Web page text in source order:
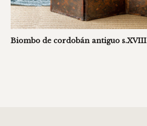
Biombo de cordobán antiguo s.XVIII